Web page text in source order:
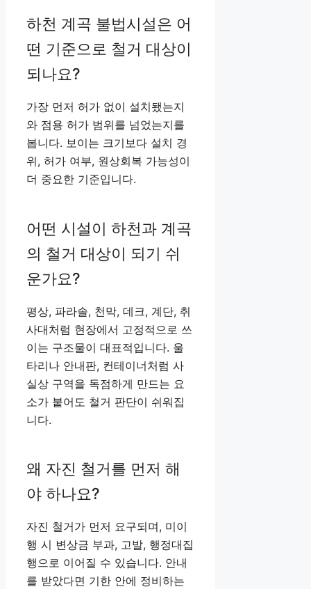
하천 계곡 불법시설은 어
떤 기준으로 철거 대상이
되나요?
가장 먼저 허가 없이 설치됐는지
와 점용 허가 범위를 넘었는지를
봅니다. 보이는 크기보다 설치 경
위, 허가 여부, 원상회복 가능성이
더 중요한 기준입니다.
어떤 시설이 하천과 계곡
의 철거 대상이 되기 쉬
운가요?
평상, 파라솔, 천막, 데크, 계단, 취
사대처럼 현장에서 고정적으로 쓰
이는 구조물이 대표적입니다. 울
타리나 안내판, 컨테이너처럼 사
실상 구역을 독점하게 만드는 요
소가 붙어도 철거 판단이 쉬워집
니다.
왜 자진 철거를 먼저 해
야 하나요?
자진 철거가 먼저 요구되며, 미이
행 시 변상금 부과, 고발, 행정대집
행으로 이어질 수 있습니다. 안내
를 받았다면 기한 안에 정비하는